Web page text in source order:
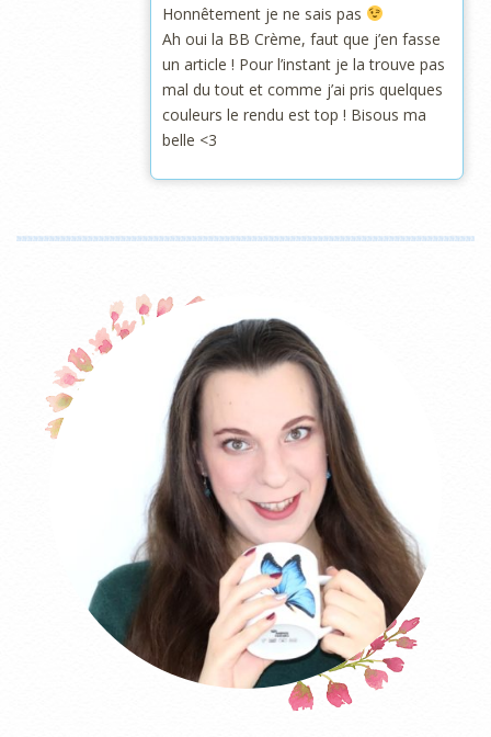
Honnêtement je ne sais pas
Ah oui la BB Crème, faut que j’en fasse
un article ! Pour l’instant je la trouve pas
mal du tout et comme j’ai pris quelques
couleurs le rendu est top ! Bisous ma
belle <3